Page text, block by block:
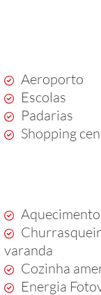
Aeroporto
Escolas
Padarias
Shopping
varanda
Cozinha
Energia